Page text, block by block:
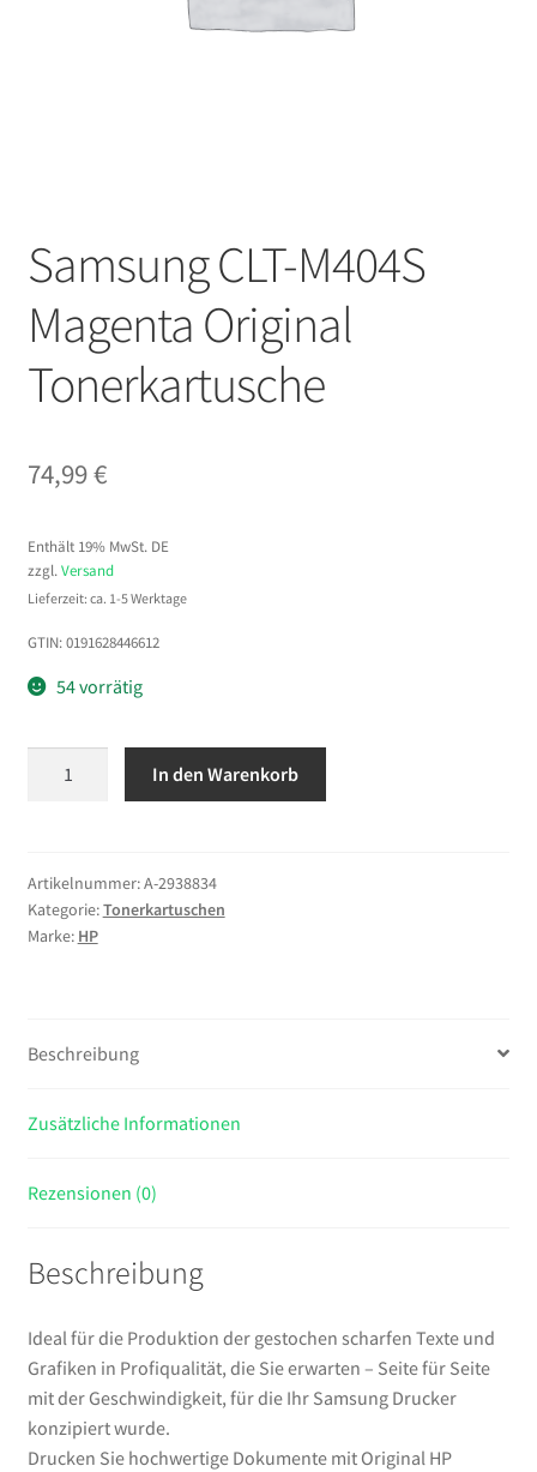
Samsung CLT-M404S
Magenta Original
Tonerkartusche
74,99€
Enthält 19% MwSt. DE
zzgl. Versand
Lieferzeit: ca. 1-5 Werktage
GTIN: 0191628446612
54 vorrätig
Original
Tonerkartusche
Menge
In den Warenkorb
Artikelnummer:A-2938834
Kategorie:Tonerkartuschen
Marke: HP
Beschreibung
Zusätzliche Informationen
Rezensionen (0)
Beschreibung
Ideal für die Produktion der gestochen scharfen Texte und
Grafiken in Profiqualität, die Sie erwarten – Seite für Seite
mit der Geschwindigkeit, für die Ihr Samsung Drucker
konzipiert wurde.
Drucken Sie hochwertige Dokumente mit Original HP